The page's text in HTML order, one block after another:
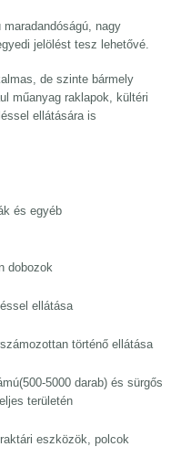
nagy
jelölést tesz lehetővé.
de szinte bármely
műanyag raklapok, kültéri
ellátására is
és egyéb
dobozok
ellátása
történő ellátása
5000 darab) és sürgős
területén
eszközök, polcok